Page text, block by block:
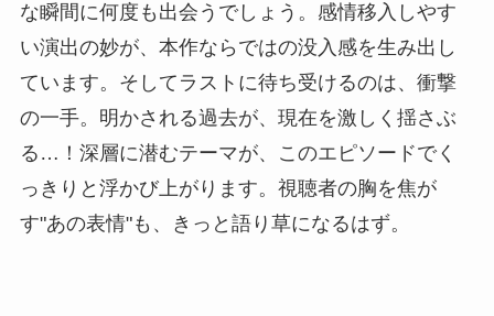
な瞬間に何度も出会うでしょう。感情移入しやす
い演出の妙が、本作ならではの没入感を生み出し
ています。そしてラストに待ち受けるのは、衝撃
の一手。明かされる過去が、現在を激しく揺さぶ
る…！深層に潜むテーマが、このエピソードでく
っきりと浮かび上がります。視聴者の胸を焦が
す"あの表情"も、きっと語り草になるはず。